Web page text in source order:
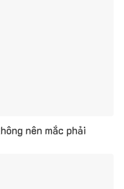
nên mắc phải